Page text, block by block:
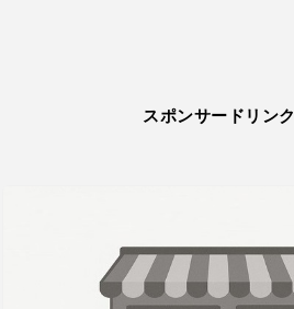
スポンサードリンク